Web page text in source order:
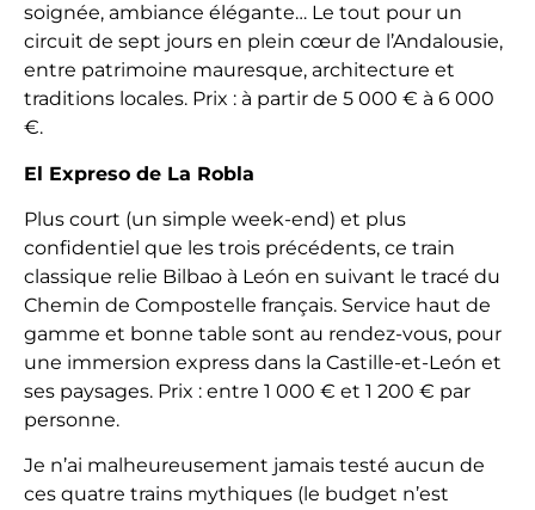
soignée, ambiance élégante… Le tout pour un
circuit de sept jours en plein cœur de l’Andalousie,
entre patrimoine mauresque, architecture et
traditions locales. Prix : à partir de 5 000 € à 6 000
€.
El Expreso de La Robla
Plus court (un simple week-end) et plus
confidentiel que les trois précédents, ce train
classique relie Bilbao à León en suivant le tracé du
Chemin de Compostelle français. Service haut de
gamme et bonne table sont au rendez-vous, pour
une immersion express dans la Castille-et-León et
ses paysages. Prix : entre 1 000 € et 1 200 € par
personne.
Je n’ai malheureusement jamais testé aucun de
ces quatre trains mythiques (le budget n’est